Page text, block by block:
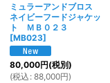
ミュラーアンドブロス
ネイビーフードジャケッ
ト ＭＢ０２３
[MB023]
80,000円(税別)
(税込 : 88,000円)